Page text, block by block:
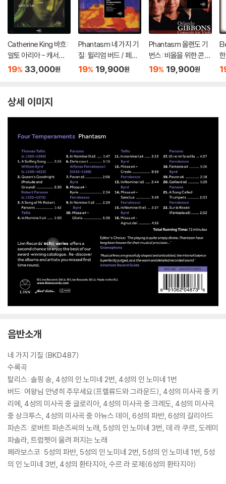
Catherine King 바흐:
알토 아리아 - 캐서린
킹 (Bach: Alto Arias)
19% 33,000원
Phantasm 네 가지 기
질: 윌리엄 버드 / 페라
보스코 / 파손즈 / 탈리
19% 19,900원
Phantasm 올랜도 기
번스: 비올을 위한 콘서
트 - 판타즘 (Orlando
19% 19,900원
상세 이미지
음반소개
네 가지 기질 (BKD487)
수록곡
탈리스: 솔핑 송, 4성의 인 노미네 2번, 4성의 인 노미네 1번
버드: 여왕님 안녕히 주무세요(프렐류드와 그라운드), 4성의 미사곡 중 키
리에, 4성의 미사곡 중 글로리아, 4성의 미사곡 중 크레도, 4성의 미사곡
중 상크투스, 4성의 미사곡 중 아뉴스 데이, 6성의 파반, 6성의 갈리아드
파손즈: 로버트 파손즈씨의 노래, 5성의 인 노미네 3번, 데 라 쿠르, 도레미
파솔라, 트럼펫이 울려 퍼지는 노래
페라보스코: 5성의 파반, 5성의 인 노미네 2번, 5성의 인 노미네 1번, 5성
의 인 노미네 3번, 4성의 환타지아, 수르 라 로제(6성의 환타지아)